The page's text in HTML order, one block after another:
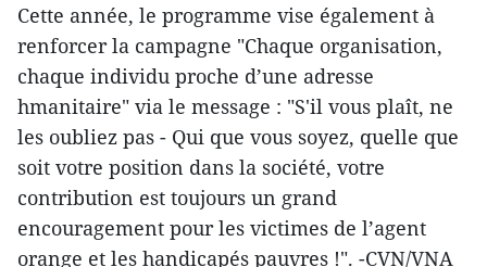
Cette année, le programme vise également à
renforcer la campagne "Chaque organisation,
chaque individu proche d’une adresse
hmanitaire" via le message : "S'il vous plaît, ne
les oubliez pas - Qui que vous soyez, quelle que
soit votre position dans la société, votre
contribution est toujours un grand
encouragement pour les victimes de l’agent
orange et les handicapés pauvres !". -CVN/VNA